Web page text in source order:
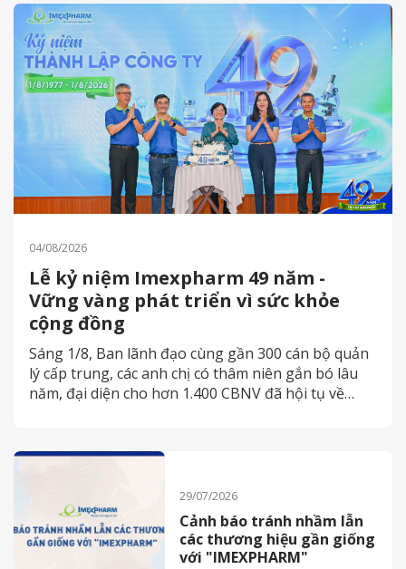
04/08/2026
Lễ kỷ niệm Imexpharm 49 năm -
Vững vàng phát triển vì sức khỏe
cộng đồng
Sáng 1/8, Ban lãnh đạo cùng gần 300 cán bộ quản
lý cấp trung, các anh chị có thâm niên gắn bó lâu
năm, đại diện cho hơn 1.400 CBNV đã hội tụ về
Imexpharm.
29/07/2026
Cảnh báo tránh nhầm lẫn
các thương hiệu gần giống
với "IMEXPHARM"